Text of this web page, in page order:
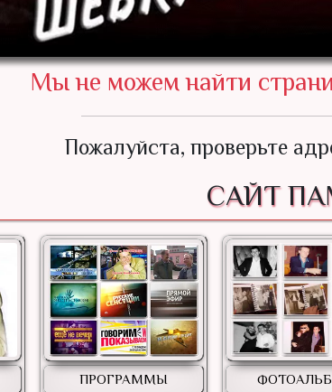
Мы не можем найти
Пожалуйста, проверьте
САЙТ
ПРОГРАММЫ